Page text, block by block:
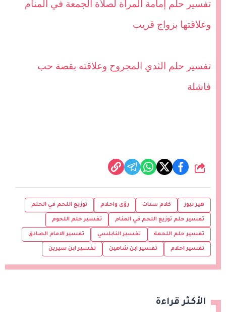
تفسير حلم إمامة المرأة لصلاة الجمعة في المنام
وعلاقتها بزواج قريب
تفسير حلم الثدي المجروح وعلاقته بقصة حب
فاشلة
شارك
هير نيوز كلام ستات رؤى واحلام توزيع اللحم في الحلم
تفسير حلم توزيع اللحم في المنام تفسير حلم اللحوم
تفسير حلم اللحمة تفسير النابلسي تفسير الامام الصادق
تفسير احلام تفسير ابن شاهين تفسير ابن سيرين
الأكثر قراءة